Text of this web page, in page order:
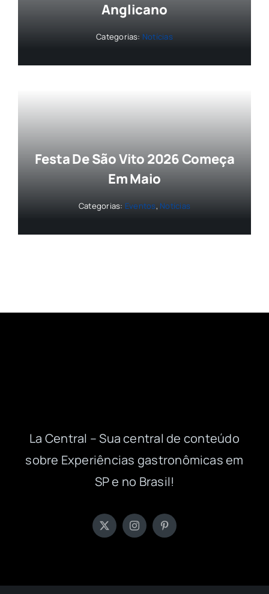
Anglicano
Categorias: Notícias
Festa De São Vito 2026 Começa
Em Maio
Categorias: Eventos, Notícias
La Central – Sua central de conteúdo
sobre Experiências gastronômicas em
SP e no Brasil!